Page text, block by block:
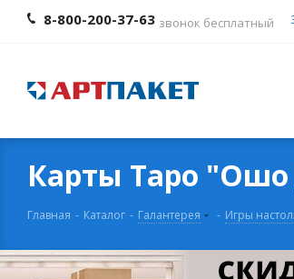
8-800-200-37-63 звонок бесплатный
Карты Таро "Ошо
Главная - Каталог - Галантерея - Игры